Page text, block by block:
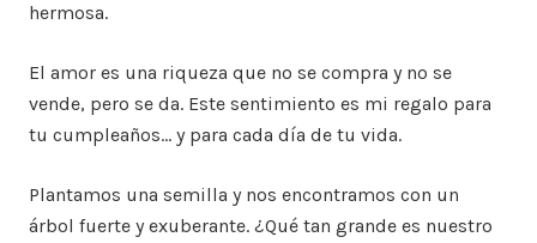
hermosa.
El amor es una riqueza que no se compra y no se
vende, pero se da. Este sentimiento es mi regalo para
tu cumpleaños… y para cada día de tu vida.
Plantamos una semilla y nos encontramos con un
árbol fuerte y exuberante. ¿Qué tan grande es nuestro